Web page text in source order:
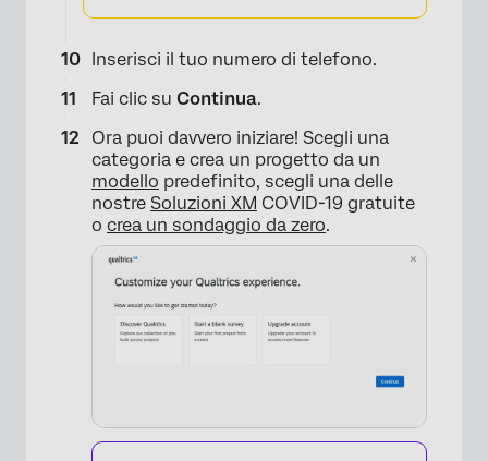
×
Inserisci il tuo numero di telefono.
Fai clic su Continua.
Ora puoi davvero iniziare! Scegli una
categoria e crea un progetto da un
modello predefinito, scegli una delle
nostre Soluzioni XM COVID-19 gratuite
o crea un sondaggio da zero.